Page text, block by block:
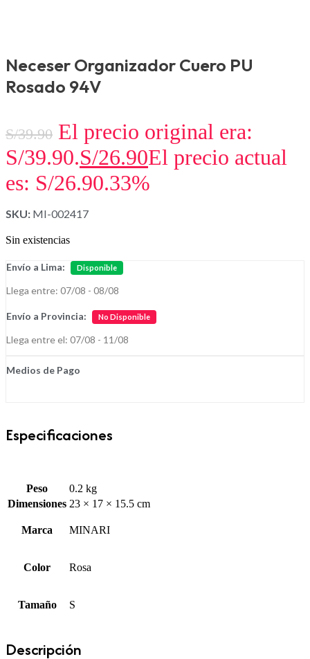
Neceser Organizador Cuero PU
Rosado 94V
S/39.90 El precio original era:
S/39.90.S/26.90El precio actual
es: S/26.90.33%
SKU: MI-002417
Sin existencias
Envío a Lima: Disponible
Llega entre: 07/08 - 08/08
Envío a Provincia: No Disponible
Llega entre el: 07/08 - 11/08
Medios de Pago
Especificaciones
Peso
0.2 kg
Dimensiones 23 × 17 × 15.5 cm
Marca MINARI
Color Rosa
Tamaño S
Descripción